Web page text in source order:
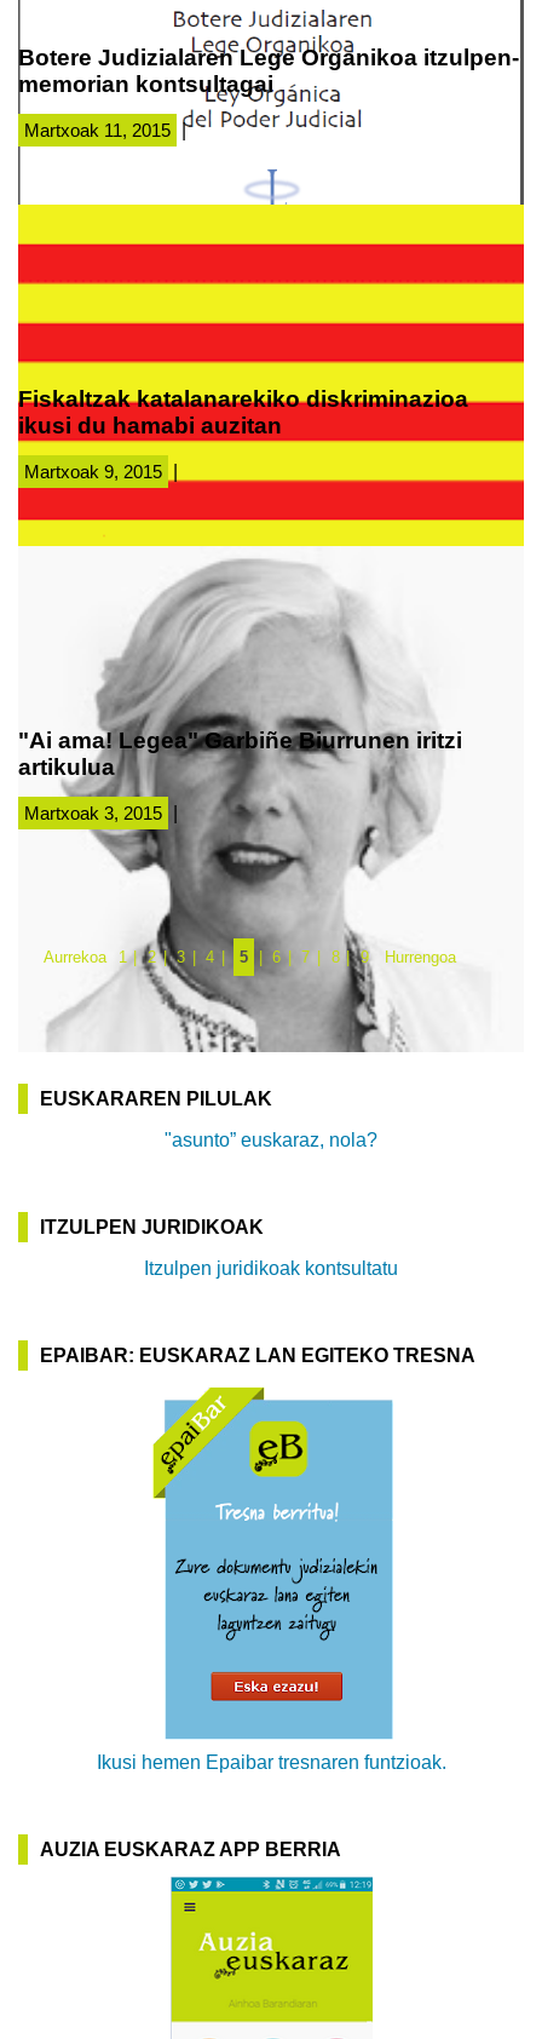
Botere Judizialaren Lege Organikoa itzulpen-
memorian kontsultagai
Martxoak 11, 2015 |
Fiskaltzak katalanarekiko diskriminazioa
ikusi du hamabi auzitan
Martxoak 9, 2015
"Ai ama! Legea" Garbiñe Biurrunen iritzi
artikulua
Martxoak 3, 2015
Aurrekoa 1 2 3 4 5 6 7 8 9 Hurrengoa
EUSKARAREN PILULAK
"asunto” euskaraz, nola?
ITZULPEN JURIDIKOAK
Itzulpen juridikoak kontsultatu
EPAIBAR: EUSKARAZ LAN EGITEKO TRESNA
Ikusi hemen Epaibar tresnaren funtzioak.
AUZIA EUSKARAZ APP BERRIA